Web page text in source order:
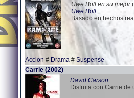
Uwe Boll en su mejor
Uwe Boll
Basado en hechos
Accion # Drama # Suspense
Carrie (2002)
David Carson
Disfruta con Carrie